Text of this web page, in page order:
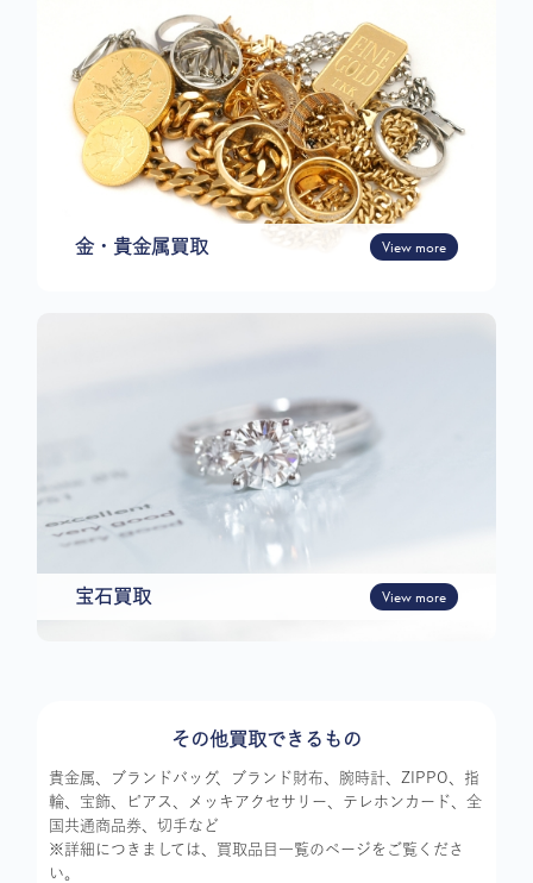
金・貴金属買取 View more
宝石買取 View more
その他買取できるもの
貴金属、ブランドバッグ、ブランド財布、腕時計、ZIPPO、指
輪、宝飾、ピアス、メッキアクセサリー、テレホンカード、全
国共通商品券、切手など
※詳細につきましては、買取品目一覧のページをご覧くださ
い。